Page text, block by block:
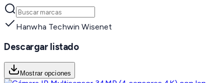
Hanwha Techwin Wisenet
Descargar listado
Mostrar opciones